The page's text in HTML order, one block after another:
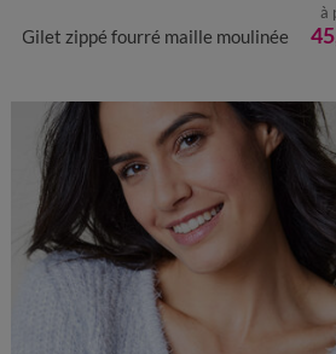
Gilet zippé fourré maille moulinée
à